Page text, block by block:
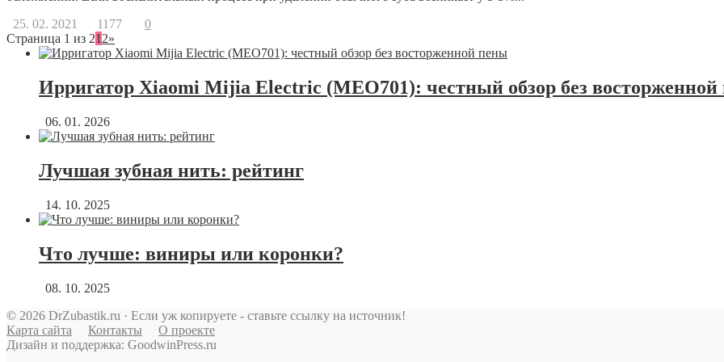
25. 02. 2021
1177
0
Страница 1 из 21 2»
Ирригатор Xiaomi Mijia Electric (MEO701): честный обзор без
06. 01. 2026
Лучшая зубная нить: рейтинг
14. 10. 2025
Что лучше: виниры или коронки?
08. 10. 2025
© 2026 DrZubastik.ru · Если уж копируете - ставьте ссылку на источник!
Карта сайта
Контакты
О проекте
Дизайн и поддержка: GoodwinPress.ru